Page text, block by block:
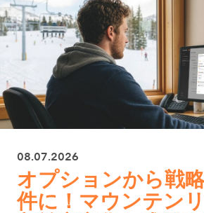
08.07.2026
オプションから戦
件に！マウンテン